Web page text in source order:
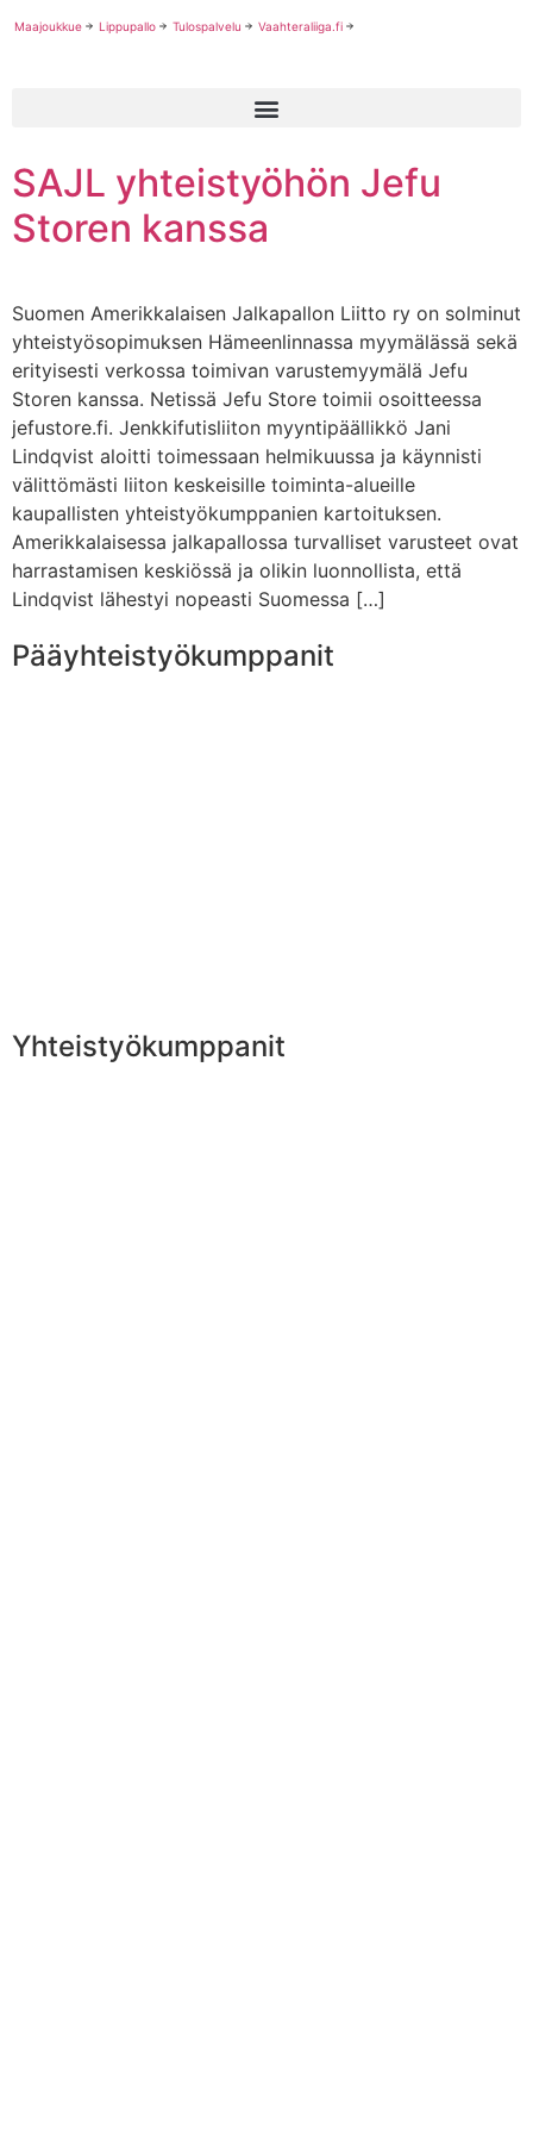
Maajoukkue Lippupallo Tulospalvelu Vaahteraliiga.fi
SAJL yhteistyöhön Jefu
Storen kanssa
Suomen Amerikkalaisen Jalkapallon Liitto ry on solminut
yhteistyösopimuksen Hämeenlinnassa myymälässä sekä
erityisesti verkossa toimivan varustemyymälä Jefu
Storen kanssa. Netissä Jefu Store toimii osoitteessa
jefustore.fi. Jenkkifutisliiton myyntipäällikkö Jani
Lindqvist aloitti toimessaan helmikuussa ja käynnisti
välittömästi liiton keskeisille toiminta-alueille
kaupallisten yhteistyökumppanien kartoituksen.
Amerikkalaisessa jalkapallossa turvalliset varusteet ovat
harrastamisen keskiössä ja olikin luonnollista, että
Lindqvist lähestyi nopeasti Suomessa […]
Pääyhteistyökumppanit
Yhteistyökumppanit